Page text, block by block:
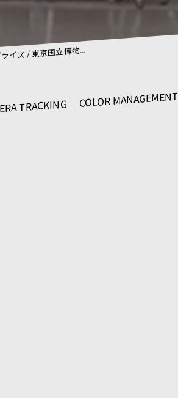
イズ / 東京国立博物...
TRACKING COLOR MANAGEMENT